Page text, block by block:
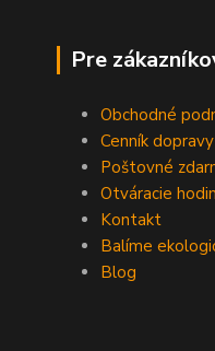
Pre
Obchodné
Cenník dopravy
Poštovné
Otváracie
Kontakt
Balíme
Blog